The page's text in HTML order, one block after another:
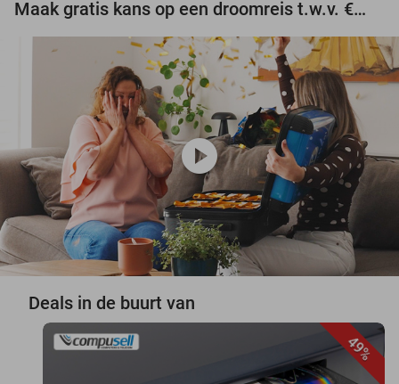
Maak gratis kans op een droomreis t.w.v. €3.000!
play_circle
Deals in de buurt van
49%